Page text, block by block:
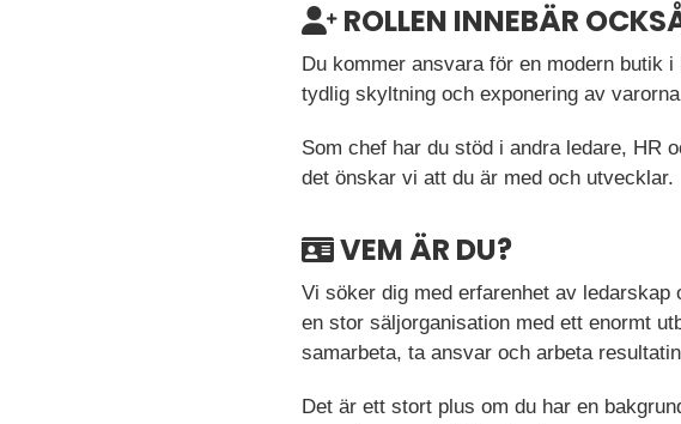
ROLLEN INNEBÄR
Du kommer ansvara för en modern butik
tydlig skyltning och exponering av
Som chef har du stöd i andra ledare, HR
det önskar vi att du är med och utvecklar.
VEM ÄR DU?
Vi söker dig med erfarenhet av
en stor säljorganisation med ett enormt
samarbeta, ta ansvar och arbeta
Det är ett stort plus om du har en